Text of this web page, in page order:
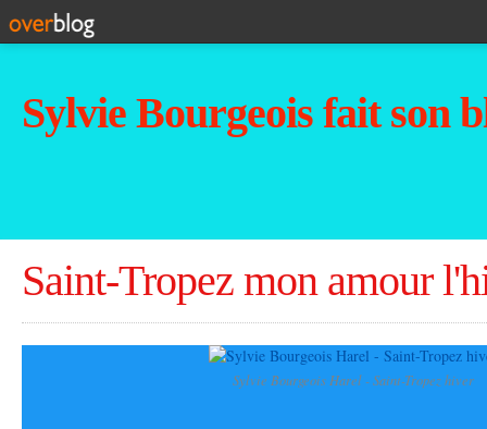
Sylvie Bourgeois fait son
Saint-Tropez mon amour
Sylvie Bourgeois Harel - Saint-Tropez hiver